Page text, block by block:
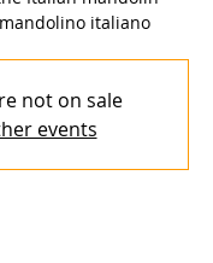
italiano
not on sale
events